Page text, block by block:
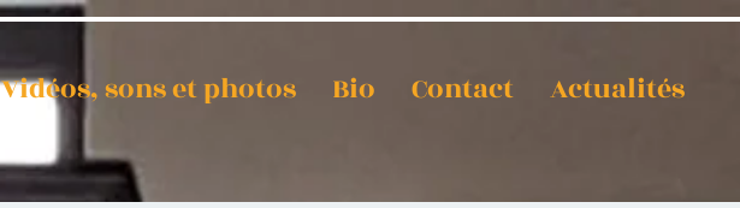
Vidéos, sons et photos Bio Contact Actualités